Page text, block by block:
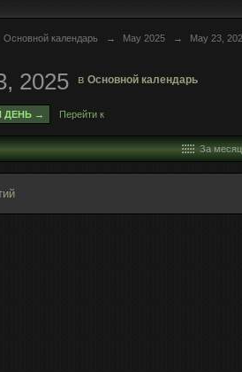
Основной календарь → May 2025 → May 23,
2025 вОсновной календарь
ДЕНЬ → Перейти к
За месяц